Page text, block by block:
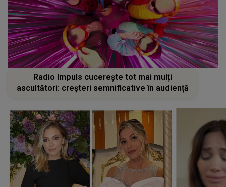
Radio Impuls cucerește tot mai mulți
ascultători: creșteri semnificative în audiență